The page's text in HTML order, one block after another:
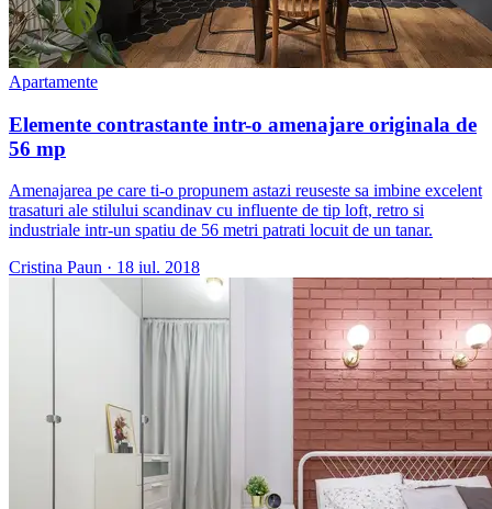
Apartamente
Elemente contrastante intr-o amenajare originala de
56 mp
Amenajarea pe care ti-o propunem astazi reuseste sa imbine excelent
trasaturi ale stilului scandinav cu influente de tip loft, retro si
industriale intr-un spatiu de 56 metri patrati locuit de un tanar.
Cristina Paun · 18 iul. 2018